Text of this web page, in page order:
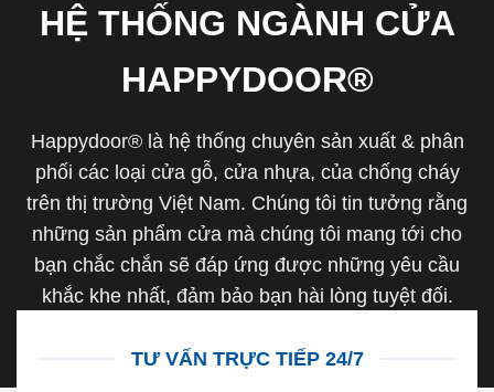
HỆ THỐNG NGÀNH CỬA
HAPPYDOOR®
Happydoor® là hệ thống chuyên sản xuất & phân
phối các loại cửa gỗ, cửa nhựa, của chống cháy
trên thị trường Việt Nam. Chúng tôi tin tưởng rằng
những sản phẩm cửa mà chúng tôi mang tới cho
bạn chắc chắn sẽ đáp ứng được những yêu cầu
khắc khe nhất, đảm bảo bạn hài lòng tuyệt đối.
TƯ VẤN TRỰC TIẾP 24/7